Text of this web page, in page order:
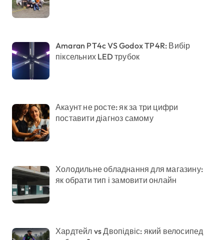
Amaran PT4c VS Godox TP4R: Вибір
піксельних LED трубок
Акаунт не росте: як за три цифри
поставити діагноз самому
Холодильне обладнання для магазину:
як обрати тип і замовити онлайн
Хардтейл vs Двопідвіс: який велосипед